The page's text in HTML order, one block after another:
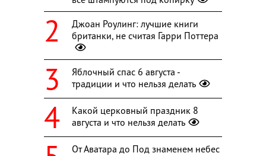
Джоан Роулинг: лучшие книги
британки, не считая Гарри Поттера
Яблочный спас 6 августа -
традиции и что нельзя делать
Какой церковный праздник 8
августа и что нельзя делать
От Аватара до Под знаменем небес